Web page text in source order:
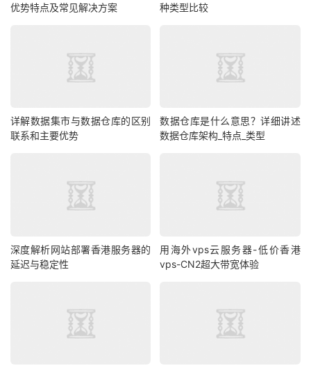
优势特点及常见解决方案
种类型比较
详解数据集市与数据仓库的区别
联系和主要优势
数据仓库是什么意思？详细讲述
数据仓库架构_特点_类型
深度解析网站部署香港服务器的
延迟与稳定性
用海外vps云服务器-低价香港
vps-CN2超大带宽体验